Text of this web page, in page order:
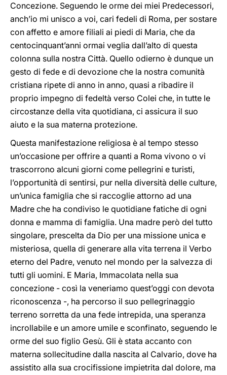
Concezione. Seguendo le orme dei miei Predecessori,
anch’io mi unisco a voi, cari fedeli di Roma, per sostare
con affetto e amore filiali ai piedi di Maria, che da
centocinquant’anni ormai veglia dall’alto di questa
colonna sulla nostra Città. Quello odierno è dunque un
gesto di fede e di devozione che la nostra comunità
cristiana ripete di anno in anno, quasi a ribadire il
proprio impegno di fedeltà verso Colei che, in tutte le
circostanze della vita quotidiana, ci assicura il suo
aiuto e la sua materna protezione.
Questa manifestazione religiosa è al tempo stesso
un’occasione per offrire a quanti a Roma vivono o vi
trascorrono alcuni giorni come pellegrini e turisti,
l’opportunità di sentirsi, pur nella diversità delle culture,
un’unica famiglia che si raccoglie attorno ad una
Madre che ha condiviso le quotidiane fatiche di ogni
donna e mamma di famiglia. Una madre però del tutto
singolare, prescelta da Dio per una missione unica e
misteriosa, quella di generare alla vita terrena il Verbo
eterno del Padre, venuto nel mondo per la salvezza di
tutti gli uomini. E Maria, Immacolata nella sua
concezione - così la veneriamo quest’oggi con devota
riconoscenza -, ha percorso il suo pellegrinaggio
terreno sorretta da una fede intrepida, una speranza
incrollabile e un amore umile e sconfinato, seguendo le
orme del suo figlio Gesù. Gli è stata accanto con
materna sollecitudine dalla nascita al Calvario, dove ha
assistito alla sua crocifissione impietrita dal dolore, ma